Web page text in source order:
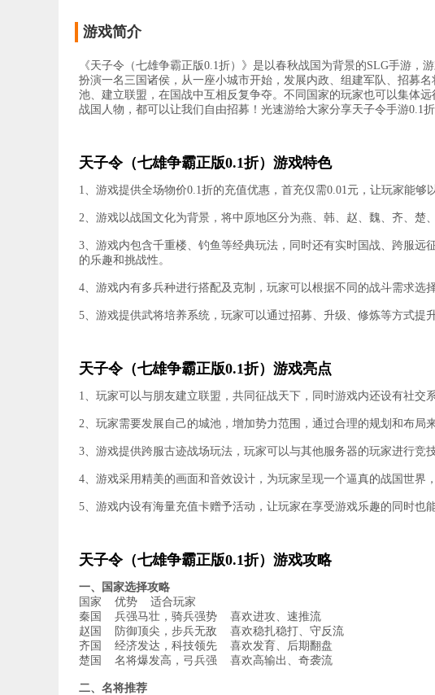
游戏简介
《天子令（七雄争霸正版0.1折）》是以春秋战国为背景的SLG手游
扮演一名三国诸侯，从一座小城市开始，发展内政、组建军队、招募
池、建立联盟，在国战中互相反复争夺。不同国家的玩家也可以集体
战国人物，都可以让我们自由招募！光速游给大家分享天子令手游0.1
天子令（七雄争霸正版0.1折）游戏特色
1、游戏提供全场物价0.1折的充值优惠，首充仅需0.01元，让玩家能够
2、游戏以战国文化为背景，将中原地区分为燕、韩、赵、魏、齐、楚
3、游戏内包含千重楼、钓鱼等经典玩法，同时还有实时国战、跨服
的乐趣和挑战性。
4、游戏内有多兵种进行搭配及克制，玩家可以根据不同的战斗需求选
5、游戏提供武将培养系统，玩家可以通过招募、升级、修炼等方式提
天子令（七雄争霸正版0.1折）游戏亮点
1、玩家可以与朋友建立联盟，共同征战天下，同时游戏内还设有社交
2、玩家需要发展自己的城池，增加势力范围，通过合理的规划和布局
3、游戏提供跨服古迹战场玩法，玩家可以与其他服务器的玩家进行竞
4、游戏采用精美的画面和音效设计，为玩家呈现一个逼真的战国世界
5、游戏内设有海量充值卡赠予活动，让玩家在享受游戏乐趣的同时也
天子令（七雄争霸正版0.1折）游戏攻略
一、国家选择攻略
国家 优势 适合玩家
秦国 兵强马壮，骑兵强势 喜欢进攻、速推流
赵国 防御顶尖，步兵无敌 喜欢稳扎稳打、守反流
齐国 经济发达，科技领先 喜欢发育、后期翻盘
楚国 名将爆发高，弓兵强 喜欢高输出、奇袭流
二、名将推荐